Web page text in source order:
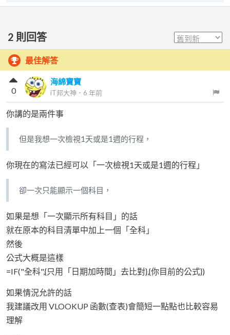
2 則回答
最佳解答
海綿寶寶
iT邦大神 ． 6 年前
0
你講的是兩件事
但是我想一次檢視1天或是1週的行程，
你現在的寫法已經可以「一次檢視1天或是1週的行程」
卻一次只能顯示一個科目，
如果是想「一次顯示所有科目」的話
就在原本的科目清單中加上一個「全科」
然後
公式大概是這樣
=IF("全科",{只用「日期加時間」去比對},{你目前的公式})
如果情況允許的話
我建議改用 VLOOKUP 函數(查表)會簡短一點點也比較容易
理解